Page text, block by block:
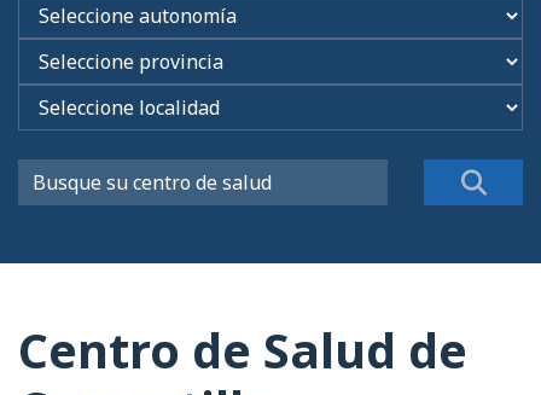
Centro de Salud de